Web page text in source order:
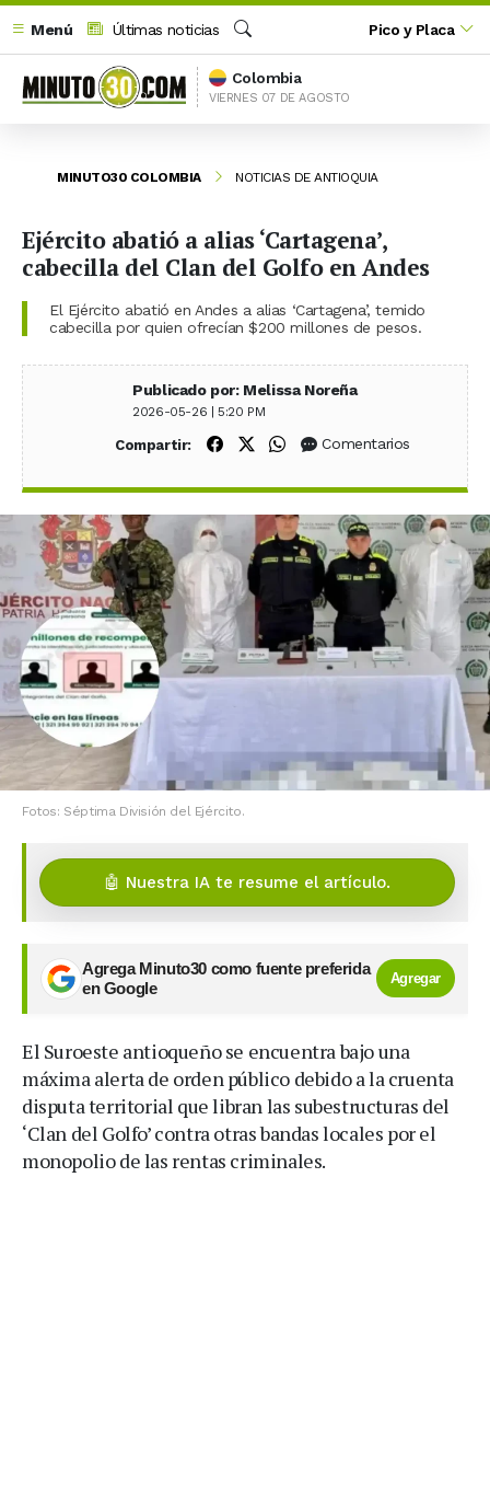
Menú
Últimas noticias
Buscar
Pico y Placa
Colombia
VIERNES 07 DE AGOSTO
MINUTO30 COLOMBIA NOTICIAS DE ANTIOQUIA
Ejército abatió a alias ‘Cartagena’,
cabecilla del Clan del Golfo en Andes
El Ejército abatió en Andes a alias ‘Cartagena’, temido
cabecilla por quien ofrecían $200 millones de pesos.
Publicado por: Melissa Noreña
2026-05-26 | 5:20 PM
Compartir: Compartir en Facebook
Compartir en X (Twitter)
Compartir en WhatsApp
Comentarios
Fotos: Séptima División del Ejército.
🤖 Nuestra IA te resume el artículo.
Agrega Minuto30 como fuente preferida
en Google
Agregar
El Suroeste antioqueño se encuentra bajo una
máxima alerta de orden público debido a la cruenta
disputa territorial que libran las subestructuras del
‘Clan del Golfo’ contra otras bandas locales por el
monopolio de las rentas criminales.